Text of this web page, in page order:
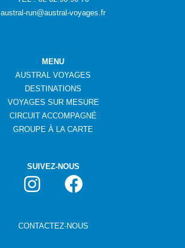
austral-run@austral-voyages.fr
MENU
AUSTRAL VOYAGES
DESTINATIONS
VOYAGES SUR MESURE
CIRCUIT ACCOMPAGNÉ
GROUPE À LA CARTE
SUIVEZ-NOUS
CONTACTEZ-NOUS